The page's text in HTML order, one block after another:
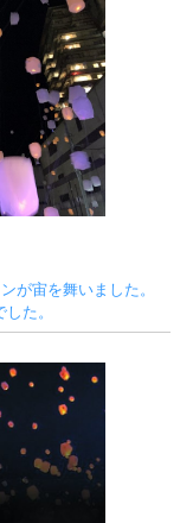
が宙を舞いました。
た。